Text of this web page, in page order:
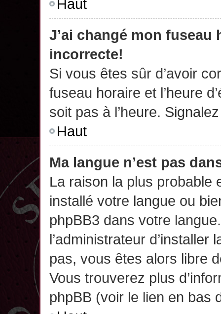
Haut
J’ai changé mon fuseau
incorrecte!
Si vous êtes sûr d’avoir
fuseau horaire et l’heure
soit pas à l’heure.
Haut
Ma langue n’est pas
La raison la plus probable
installé votre langue ou
phpBB3 dans votre
l’administrateur d’installer
pas, vous êtes alors libre
Vous trouverez plus
phpBB (voir le lien en bas